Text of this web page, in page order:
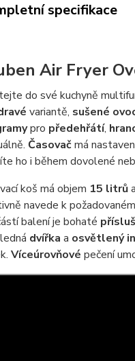
specifikace
Air Fryer
do své kuchyně
variantě, sušené
pro předehřátí,
Časovačmá
ho i během dovolené
koš má objem 15 litrů
navede k
balení je bohaté
dvířka a osvětlený
Víceúrovňové pečení